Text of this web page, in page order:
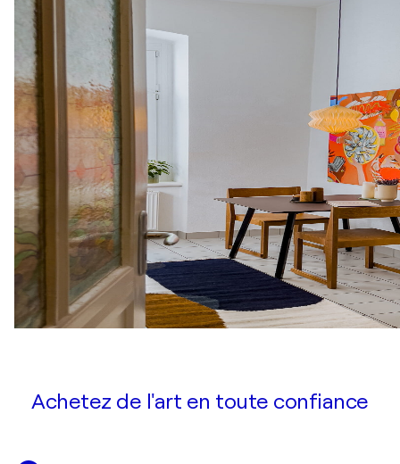
Achetez de l'art en toute confiance